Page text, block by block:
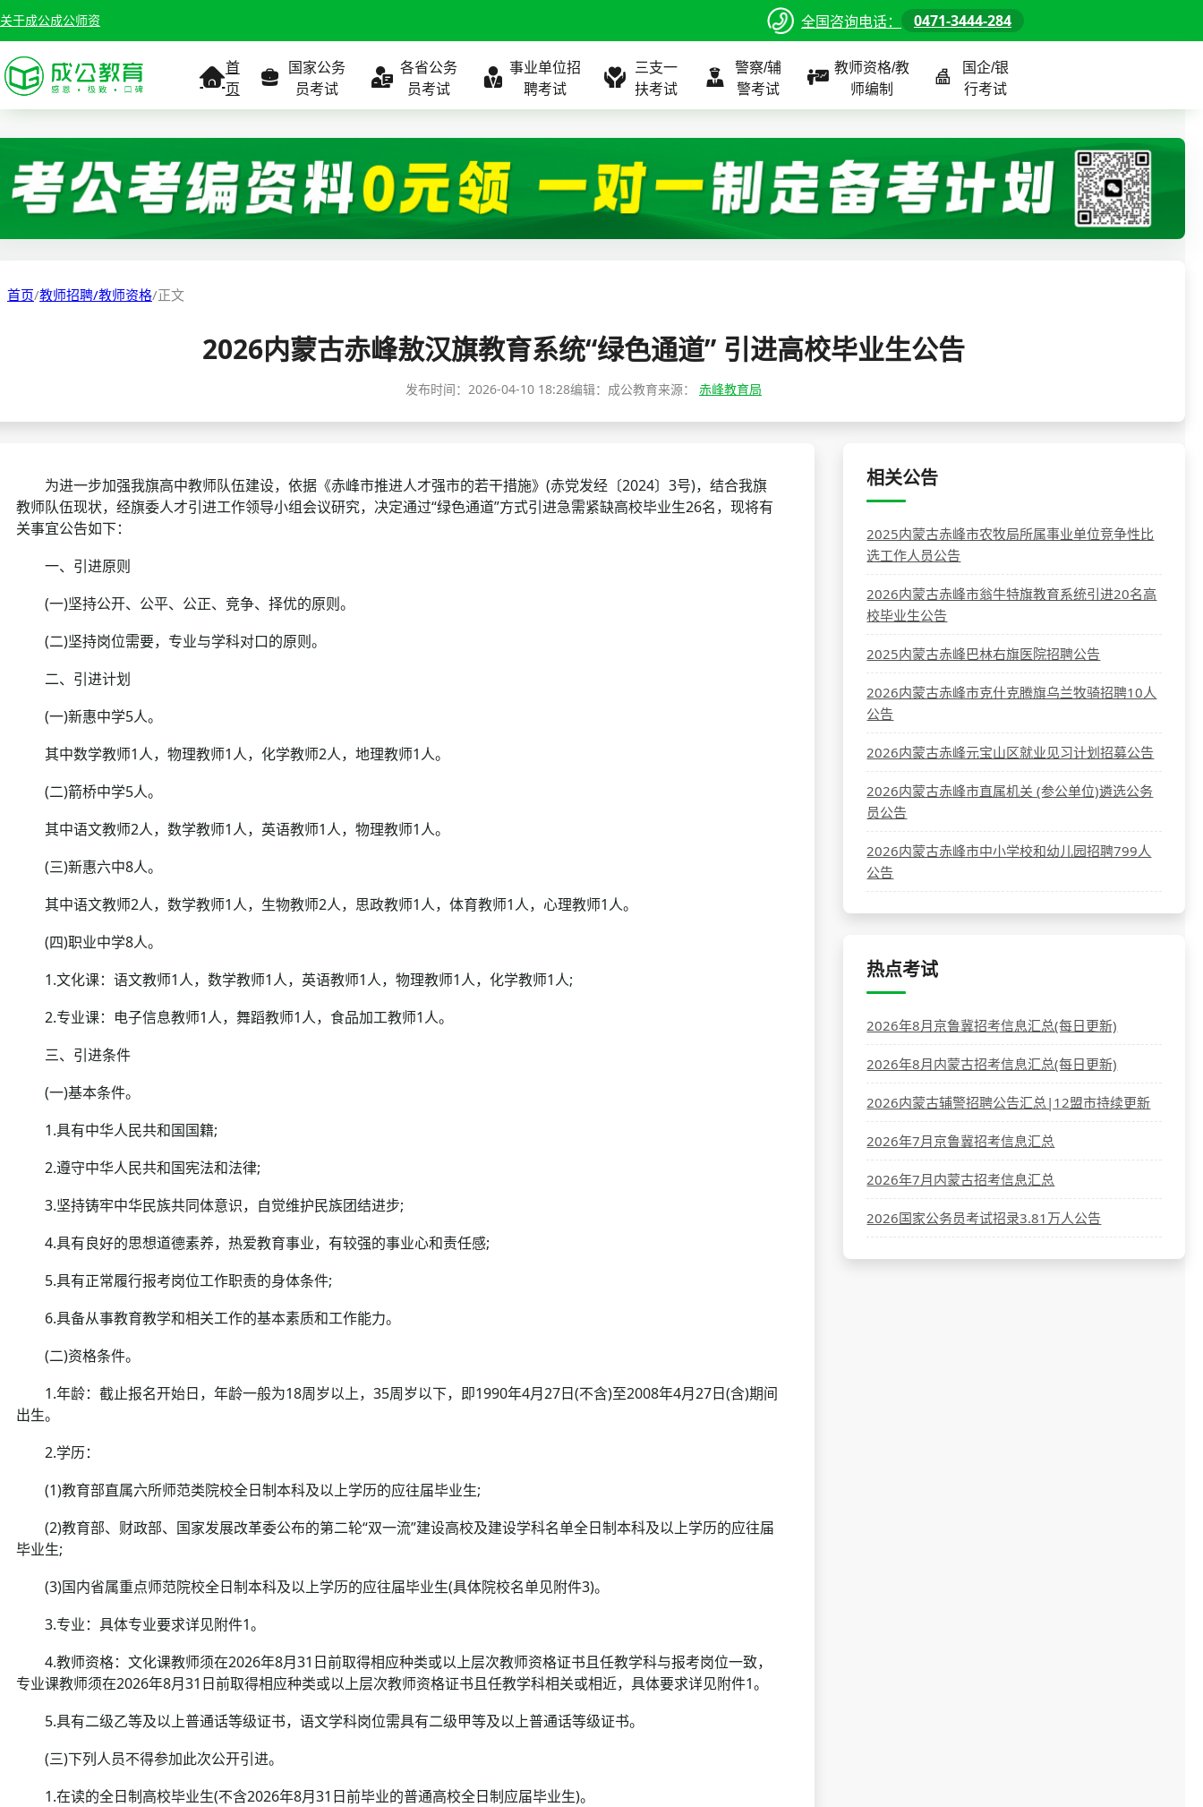
关于成公成公师资 全国咨询电话： 0471-3444-284
首
页
国家公务
员考试
考试公告
职位表
缴费确认
成绩查询
分数线
面试补录
历年真题
公务员课程
各省公务
员考试
考试公告
职位表
准考证打印
分数线
历年真题
全国
北京
内蒙古
公务员课程
事业单位招
聘考试
考试公告
职位表
准考证打印
考试政策
分数线
历年真题
全国
北京
内蒙古
事业单位课程
三支一
扶考试
考试公告
职位表
成绩查询
分数线
全国
北京
内蒙古
三支一扶课程
警察/辅
警考试
考试公告
职位表
面试补录
历年真题
全国
北京
内蒙古
警察/辅警课程
教师资格/教
师编制
考试公告
职位表
面试补录
历年真题
全国
北京
内蒙古
教师/资格课程
国企/银
行考试
考试公告
职位表
面试补录
历年真题
全国
北京
内蒙古
国企/银行课程
首页/教师招聘/教师资格/正文
2026内蒙古赤峰敖汉旗教育系统“绿色通道” 引进高校毕业生公告
发布时间： 2026-04-10 18:28编辑：成公教育来源： 赤峰教育局
为进一步加强我旗高中教师队伍建设，依据《赤峰市推进人才强市的若干措施》(赤党发经〔2024〕3号)，结合我旗
教师队伍现状，经旗委人才引进工作领导小组会议研究，决定通过“绿色通道”方式引进急需紧缺高校毕业生26名，现将有
关事宜公告如下：
一、引进原则
(一)坚持公开、公平、公正、竞争、择优的原则。
(二)坚持岗位需要，专业与学科对口的原则。
二、引进计划
(一)新惠中学5人。
其中数学教师1人，物理教师1人，化学教师2人，地理教师1人。
(二)箭桥中学5人。
其中语文教师2人，数学教师1人，英语教师1人，物理教师1人。
(三)新惠六中8人。
其中语文教师2人，数学教师1人，生物教师2人，思政教师1人，体育教师1人，心理教师1人。
(四)职业中学8人。
1.文化课：语文教师1人，数学教师1人，英语教师1人，物理教师1人，化学教师1人;
2.专业课：电子信息教师1人，舞蹈教师1人，食品加工教师1人。
三、引进条件
(一)基本条件。
1.具有中华人民共和国国籍;
2.遵守中华人民共和国宪法和法律;
3.坚持铸牢中华民族共同体意识，自觉维护民族团结进步;
4.具有良好的思想道德素养，热爱教育事业，有较强的事业心和责任感;
5.具有正常履行报考岗位工作职责的身体条件;
6.具备从事教育教学和相关工作的基本素质和工作能力。
(二)资格条件。
1.年龄：截止报名开始日，年龄一般为18周岁以上，35周岁以下，即1990年4月27日(不含)至2008年4月27日(含)期间
出生。
2.学历：
(1)教育部直属六所师范类院校全日制本科及以上学历的应往届毕业生;
(2)教育部、财政部、国家发展改革委公布的第二轮“双一流”建设高校及建设学科名单全日制本科及以上学历的应往届
毕业生;
(3)国内省属重点师范院校全日制本科及以上学历的应往届毕业生(具体院校名单见附件3)。
3.专业：具体专业要求详见附件1。
4.教师资格：文化课教师须在2026年8月31日前取得相应种类或以上层次教师资格证书且任教学科与报考岗位一致，
专业课教师须在2026年8月31日前取得相应种类或以上层次教师资格证书且任教学科相关或相近，具体要求详见附件1。
5.具有二级乙等及以上普通话等级证书，语文学科岗位需具有二级甲等及以上普通话等级证书。
(三)下列人员不得参加此次公开引进。
1.在读的全日制高校毕业生(不含2026年8月31日前毕业的普通高校全日制应届毕业生)。
相关公告
2025内蒙古赤峰市农牧局所属事业单位竞争性比
选工作人员公告
2026内蒙古赤峰市翁牛特旗教育系统引进20名高
校毕业生公告
2025内蒙古赤峰巴林右旗医院招聘公告
2026内蒙古赤峰市克什克腾旗乌兰牧骑招聘10人
公告
2026内蒙古赤峰元宝山区就业见习计划招募公告
2026内蒙古赤峰市直属机关 (参公单位)遴选公务
员公告
2026内蒙古赤峰市中小学校和幼儿园招聘799人
公告
热点考试
2026年8月京鲁冀招考信息汇总(每日更新)
2026年8月内蒙古招考信息汇总(每日更新)
2026内蒙古辅警招聘公告汇总|12盟市持续更新
2026年7月京鲁冀招考信息汇总
2026年7月内蒙古招考信息汇总
2026国家公务员考试招录3.81万人公告